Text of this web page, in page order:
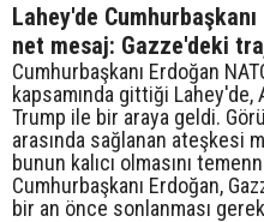
Lahey'de
net mesaj: Gazze'deki
Cumhurbaşkanı Erdoğan
kapsamında gittiği Lahey'de,
Trump ile bir araya geldi.
arasında sağlanan ateşkesi
bunun kalıcı olmasını
Cumhurbaşkanı Erdoğan,
bir an önce sonlanması